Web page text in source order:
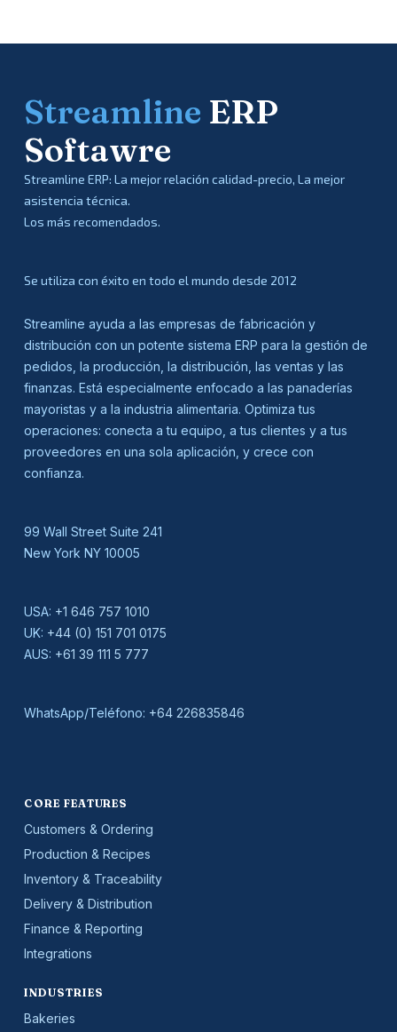
Streamline ERP
Softawre
Streamline ERP: La mejor relación calidad-precio, La mejor
asistencia técnica.
Los más recomendados.
Se utiliza con éxito en todo el mundo desde 2012
Streamline ayuda a las empresas de fabricación y
distribución con un potente sistema ERP para la gestión de
pedidos, la producción, la distribución, las ventas y las
finanzas. Está especialmente enfocado a las panaderías
mayoristas y a la industria alimentaria. Optimiza tus
operaciones: conecta a tu equipo, a tus clientes y a tus
proveedores en una sola aplicación, y crece con
confianza.
99 Wall Street Suite 241
New York NY 10005
USA: +1 646 757 1010
UK: +44 (0) 151 701 0175
AUS: +61 39 111 5 777
WhatsApp/Teléfono: +64 226835846
CORE FEATURES
Customers & Ordering
Production & Recipes
Inventory & Traceability
Delivery & Distribution
Finance & Reporting
Integrations
INDUSTRIES
Bakeries